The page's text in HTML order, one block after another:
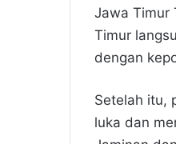
Jawa Timur
Timur
dengan
Setelah itu,
luka dan